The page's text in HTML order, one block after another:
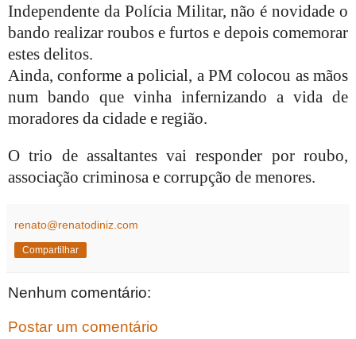
Independente da Polícia Militar, não é novidade o
bando realizar roubos e furtos e depois comemorar
estes delitos.
Ainda, conforme a policial, a PM colocou as mãos
num bando que vinha infernizando a vida de
moradores da cidade e região.
O trio de assaltantes vai responder por roubo,
associação criminosa e corrupção de menores.
renato@renatodiniz.com
Compartilhar
Nenhum comentário:
Postar um comentário